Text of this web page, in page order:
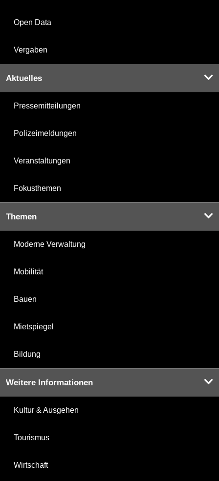
Open Data
Vergaben
Aktuelles
Pressemitteilungen
Polizeimeldungen
Veranstaltungen
Fokusthemen
Themen
Moderne Verwaltung
Mobilität
Bauen
Mietspiegel
Bildung
Weitere Informationen
Kultur & Ausgehen
Tourismus
Wirtschaft